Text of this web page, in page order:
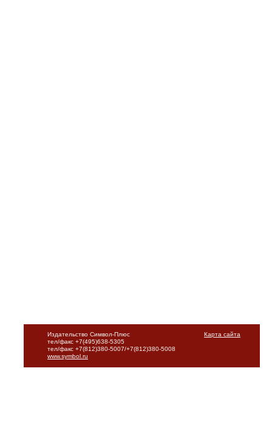
Карта сайта
Издательство Символ-Плюс
тел/факс +7(495)638-5305
тел/факс +7(812)380-5007/+7(812)380-5008
www.symbol.ru